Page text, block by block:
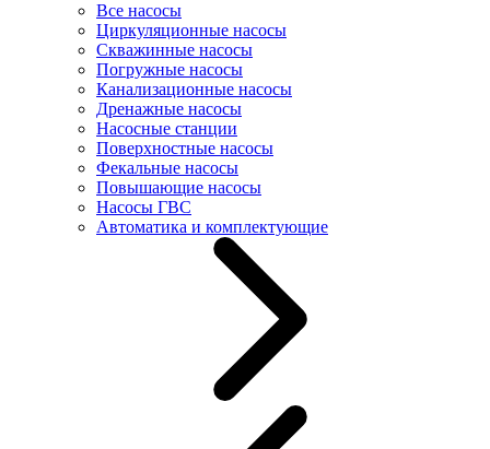
Все насосы
Циркуляционные насосы
Скважинные насосы
Погружные насосы
Канализационные насосы
Дренажные насосы
Насосные станции
Поверхностные насосы
Фекальные насосы
Повышающие насосы
Насосы ГВС
Автоматика и комплектующие